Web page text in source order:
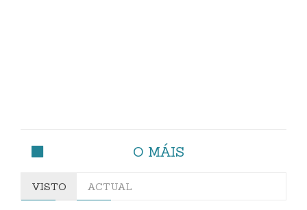
O MÁIS
VISTO ACTUAL